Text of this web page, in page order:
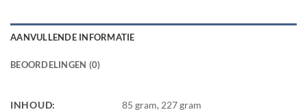
AANVULLENDE INFORMATIE
BEOORDELINGEN (0)
INHOUD: 85 gram, 227 gram